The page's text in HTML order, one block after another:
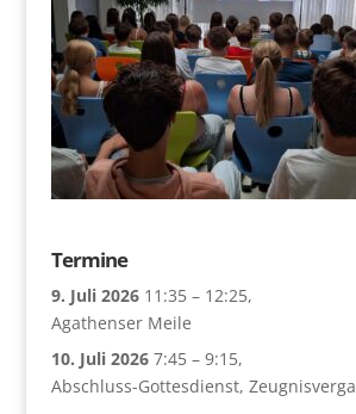
Termine
9. Juli 2026 11:35 – 12:25,
Agathenser Meile
10. Juli 2026 7:45 – 9:15,
Abschluss-Gottesdienst,